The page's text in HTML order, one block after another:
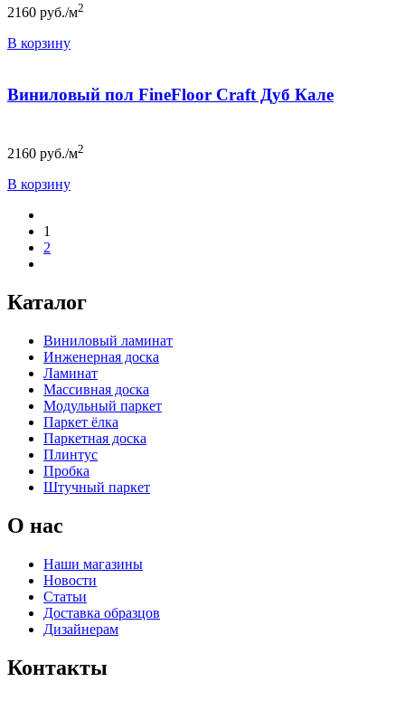
2160 руб./м2
В корзину
Виниловый пол FineFloor Craft Дуб Кале
2160 руб./м2
В корзину
1
2
Каталог
Виниловый ламинат
Инженерная доска
Ламинат
Массивная доска
Модульный паркет
Паркет ёлка
Паркетная доска
Плинтус
Пробка
Штучный паркет
О нас
Наши магазины
Новости
Статьи
Доставка образцов
Дизайнерам
Контакты